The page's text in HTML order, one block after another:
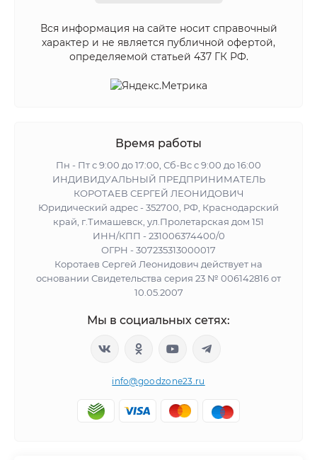
Вся информация на сайте носит справочный
характер и не является публичной офертой,
определяемой статьей 437 ГК РФ.
Время работы
Пн - Пт с 9:00 до 17:00, Сб-Вс с 9:00 до 16:00
ИНДИВИДУАЛЬНЫЙ ПРЕДПРИНИМАТЕЛЬ
КОРОТАЕВ СЕРГЕЙ ЛЕОНИДОВИЧ
Юридический адрес - 352700, РФ, Краснодарский
край, г.Тимашевск, ул.Пролетарская дом 151
ИНН/КПП - 231006374400/0
ОГРН - 307235313000017
Коротаев Сергей Леонидович действует на
основании Свидетельства серия 23 № 006142816 от
10.05.2007
Мы в социальных сетях:
info@goodzone23.ru